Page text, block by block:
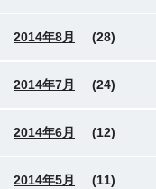
2014年8月 (28)
2014年7月 (24)
2014年6月 (12)
2014年5月 (11)